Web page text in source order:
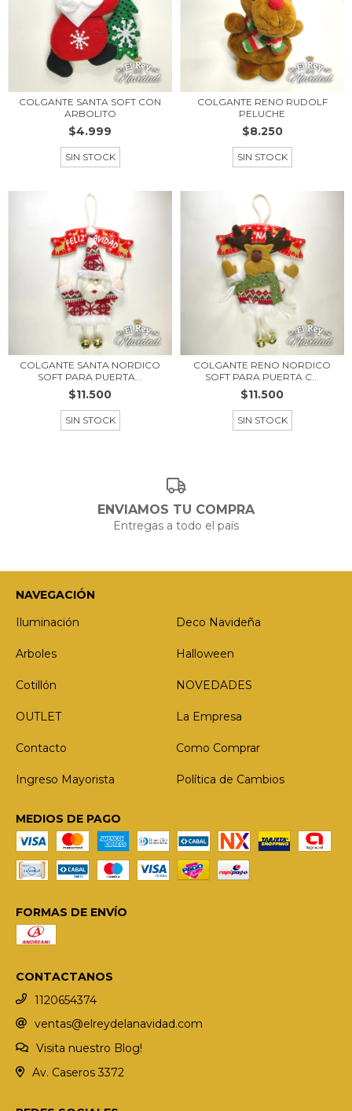
COLGANTE SANTA SOFT CON
ARBOLITO
$4.999
SIN STOCK
COLGANTE RENO RUDOLF
PELUCHE
$8.250
SIN STOCK
COLGANTE SANTA NORDICO
SOFT PARA PUERTA...
$11.500
SIN STOCK
COLGANTE RENO NORDICO
SOFT PARA PUERTA C...
$11.500
SIN STOCK
ENVIAMOS TU COMPRA
Entregas a todo el país
NAVEGACIÓN
Iluminación
Deco Navideña
Arboles Halloween
Cotillón NOVEDADES
OUTLET La Empresa
Contacto Como Comprar
Ingreso Mayorista Política de Cambios
MEDIOS DE PAGO
FORMAS DE ENVÍO
CONTACTANOS
1120654374
ventas@elreydelanavidad.com
Visita nuestro Blog!
Av. Caseros 3372